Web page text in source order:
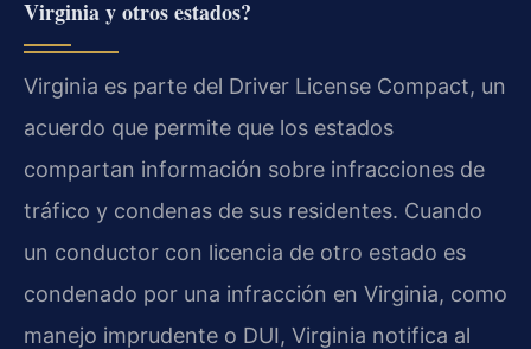
Virginia y otros estados?
Virginia es parte del Driver License Compact, un
acuerdo que permite que los estados
compartan información sobre infracciones de
tráfico y condenas de sus residentes. Cuando
un conductor con licencia de otro estado es
condenado por una infracción en Virginia, como
manejo imprudente o DUI, Virginia notifica al